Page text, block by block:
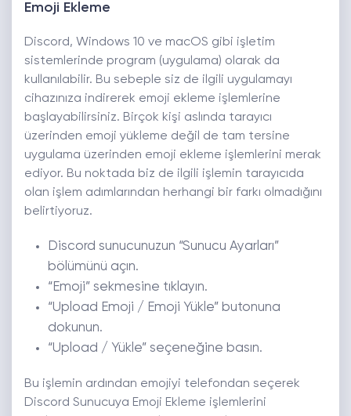
Emoji Ekleme
Discord, Windows 10 ve macOS gibi işletim
sistemlerinde program (uygulama) olarak da
kullanılabilir. Bu sebeple siz de ilgili uygulamayı
cihazınıza indirerek emoji ekleme işlemlerine
başlayabilirsiniz. Birçok kişi aslında tarayıcı
üzerinden emoji yükleme değil de tam tersine
uygulama üzerinden emoji ekleme işlemlerini merak
ediyor. Bu noktada biz de ilgili işlemin tarayıcıda
olan işlem adımlarından herhangi bir farkı olmadığını
belirtiyoruz.
Discord sunucunuzun “Sunucu Ayarları”
bölümünü açın.
“Emoji” sekmesine tıklayın.
“Upload Emoji / Emoji Yükle” butonuna
dokunun.
“Upload / Yükle” seçeneğine basın.
Bu işlemin ardından emojiyi telefondan seçerek
Discord Sunucuya Emoji Ekleme işlemlerini